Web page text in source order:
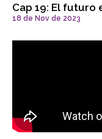
Cap 19: El futuro
18 de Nov de 2023